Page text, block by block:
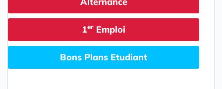
1er Emploi
Bons Plans Etudiant